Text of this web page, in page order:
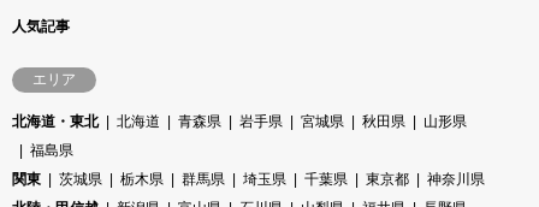
人気記事
エリア
北海道・東北 北海道 青森県 岩手県 宮城県 秋田県
山形県
福島県
関東
茨城県 栃木県 群馬県 埼玉県 千葉県 東京都
神奈川県